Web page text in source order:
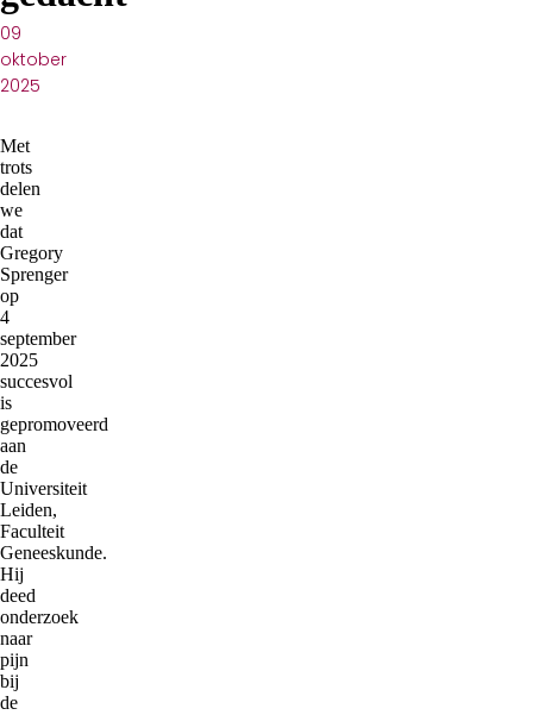
Publicatiedatum:
09
oktober
2025
Met
trots
delen
we
dat
Gregory
Sprenger
op
4
september
2025
succesvol
is
gepromoveerd
aan
de
Universiteit
Leiden,
Faculteit
Geneeskunde.
Hij
deed
onderzoek
naar
pijn
bij
de